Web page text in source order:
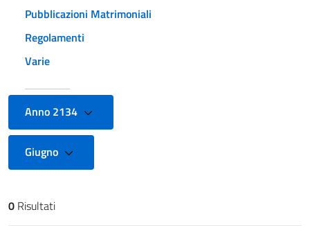
Pubblicazioni Matrimoniali
Regolamenti
Varie
Anno 2134
Giugno
Risultati di ricerca
0 Risultati